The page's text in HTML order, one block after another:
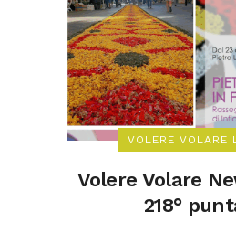
VOLERE VOLARE
Volere Volare
218°